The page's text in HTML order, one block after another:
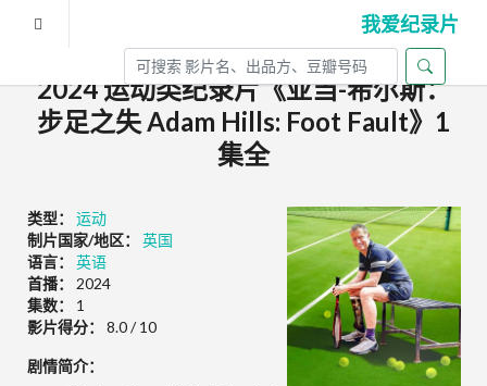
我爱纪录片
2024 运动类纪录片《亚当-希尔斯：
步足之失 Adam Hills: Foot Fault》1
集全
类型：
运动
制片国家/地区：
英国
语言：
英语
首播：
2024
集数：
1
影片得分：
8.0 / 10
剧情简介：